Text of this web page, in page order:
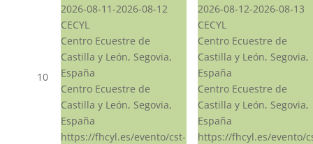
10
2026-08-11-2026-08-12
CECYL
Centro Ecuestre de
Castilla y León, Segovia,
España
Centro Ecuestre de
Castilla y León, Segovia,
España
https://fhcyl.es/evento/cst-
2026-08-12-2026-08-13
CECYL
Centro Ecuestre de
Castilla y León, Segovia,
España
Centro Ecuestre de
Castilla y León, Segovia,
España
https://fhcyl.es/evento/